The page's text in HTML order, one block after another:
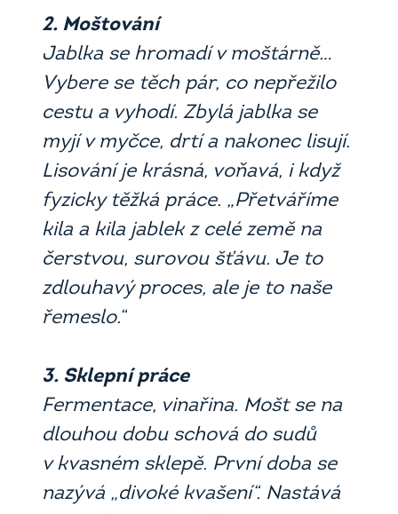
2. Moštování
Jablka se hromadí v moštárně…
Vybere se těch pár, co nepřežilo
cestu a vyhodí. Zbylá jablka se
myjí v myčce, drtí a nakonec lisují.
Lisování je krásná, voňavá, i když
fyzicky těžká práce. „Přetváříme
kila a kila jablek z celé země na
čerstvou, surovou šťávu. Je to
zdlouhavý proces, ale je to naše
řemeslo.“
3. Sklepní práce
Fermentace, vinařina. Mošt se na
dlouhou dobu schová do sudů
v kvasném sklepě. První doba se
nazývá „divoké kvašení“. Nastává